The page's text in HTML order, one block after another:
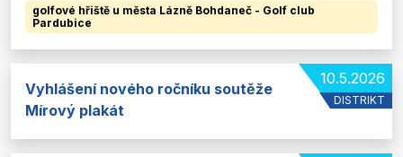
golfové hřiště u města Lázně Bohdaneč - Golf club
Pardubice
10.5.2026
DISTRIKT
Vyhlášení nového ročníku soutěže
Mírový plakát